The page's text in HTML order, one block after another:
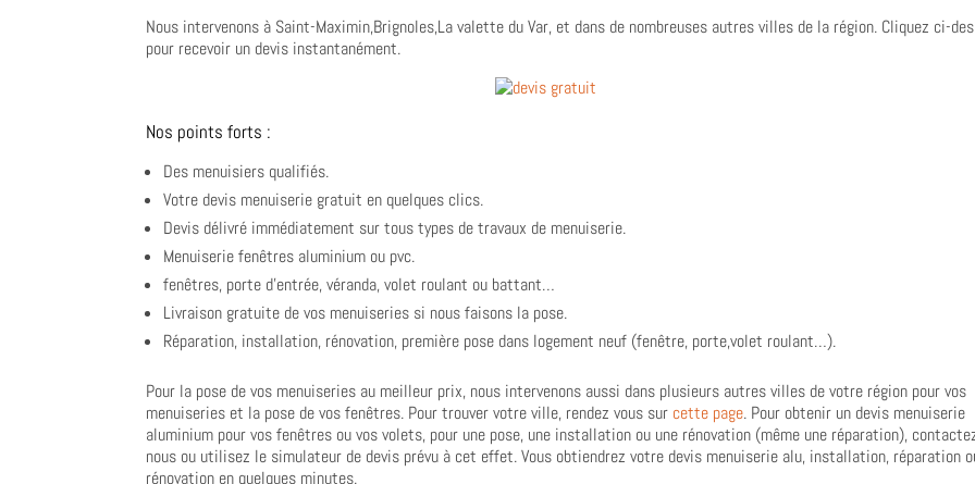
Nous intervenons à Saint-Maximin,Brignoles,La valette du Var, et dans de nombreuses autres villes de la région. Cliquez ci-
pour recevoir un devis instantanément.
Nos points forts :
Des menuisiers qualifiés.
Votre devis menuiserie gratuit en quelques clics.
Devis délivré immédiatement sur tous types de travaux de menuiserie.
Menuiserie fenêtres aluminium ou pvc.
fenêtres, porte d’entrée, véranda, volet roulant ou battant…
Livraison gratuite de vos menuiseries si nous faisons la pose.
Réparation, installation, rénovation, première pose dans logement neuf (fenêtre, porte,volet roulant…).
Pour la pose de vos menuiseries au meilleur prix, nous intervenons aussi dans plusieurs autres villes de votre région pour vos
menuiseries et la pose de vos fenêtres. Pour trouver votre ville, rendez vous sur cette page. Pour obtenir un devis menuiserie
aluminium pour vos fenêtres ou vos volets, pour une pose, une installation ou une rénovation (même une réparation),
nous ou utilisez le simulateur de devis prévu à cet effet. Vous obtiendrez votre devis menuiserie alu, installation, réparation
rénovation en quelques minutes.